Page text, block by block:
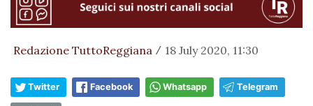
Redazione TuttoReggiana / 18 July 2020, 11:30
Twitter Facebook Whatsapp Telegram